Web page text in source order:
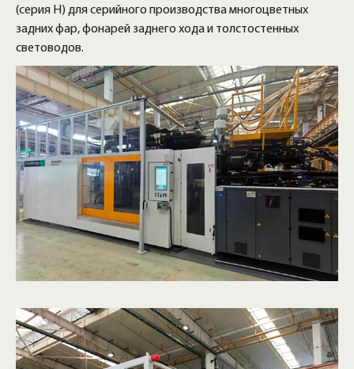
(серия H) для серийного производства многоцветных
задних фар, фонарей заднего хода и толстостенных
световодов.